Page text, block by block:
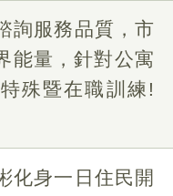
詢服務品質，市
能量，針對公寓
殊暨在職訓練!
化身一日住民開